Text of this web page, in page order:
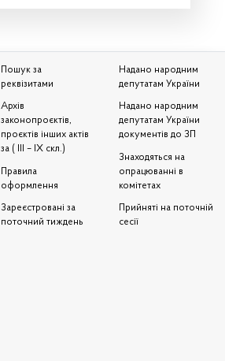
Пошук за
реквізитами
Архів
законопроєктів,
проєктів інших актів
за ( III – IX скл.)
Правила
оформлення
Зареєстровані за
поточний тиждень
Надано народним
депутатам України
Надано народним
депутатам України
документів до ЗП
Знаходяться на
опрацюванні в
комітетах
Прийняті на поточній
сесії